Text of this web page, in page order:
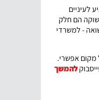
לעיניים
הם חלק
- למשרדי
מקום אפשרי.
להמשך